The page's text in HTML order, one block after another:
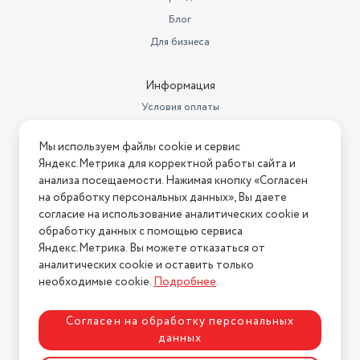
1760 лм
Тип лампы
светодиодная
Форма колбы
трубка
Типоразмер
крона
Блог
Для бизнеса
Информация
Условия оплаты
Условия возврата
Нашли ошибку на сайте? Напишите нам
2026 © Интернет-магазин "АстМаркет". У нас есть всё!
Политика конфиденциальности
Мы используем файлы cookie и сервис
Яндекс.Метрика для корректной работы сайта и
анализа посещаемости. Нажимая кнопку «Согласен
на обработку персональных данных», Вы даете
согласие на использование аналитических cookie и
обработку данных с помощью сервиса
Яндекс.Метрика. Вы можете отказаться от
аналитических cookie и оставить только
необходимые cookie.Подробнее.
Согласен на обработку персональных
данных